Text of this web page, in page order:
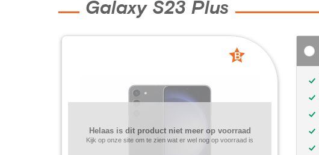
Galaxy S23 Plus
Helaas is dit product niet meer op voorraad
Kijk op onze site om te zien wat er wel nog op voorraad is
B